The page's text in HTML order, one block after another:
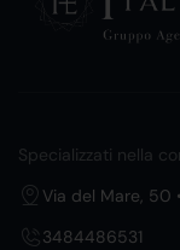
Specializzati nella
Via del Mare, 50
3484486531